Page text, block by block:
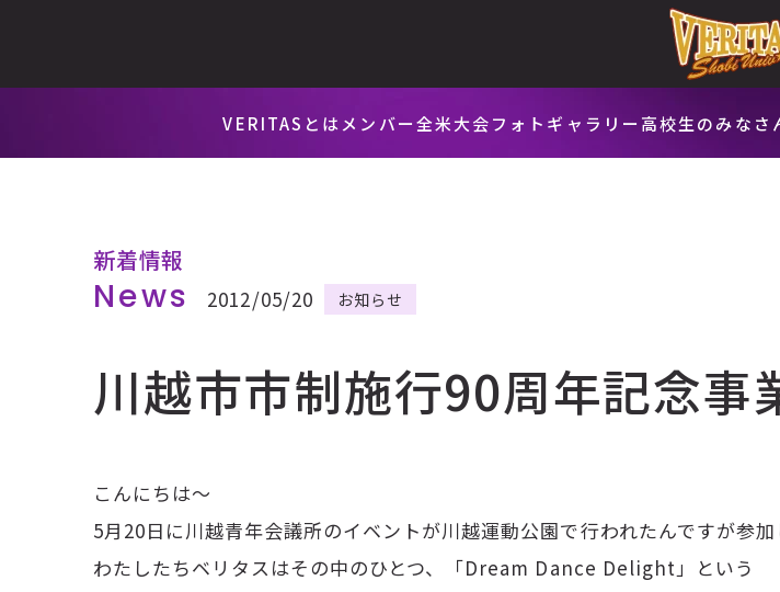
VERITASとはメンバー全米大会フォトギャラリー 高校生のみなさ
新着情報
News 2012/05/20 お知らせ
川越市市制施行90周年記念事
こんにちは〜
5月20日に川越青年会議所のイベントが川越運動公園で行われたんですが参
わたしたちベリタスはその中のひとつ、「Dream Dance Delight」という